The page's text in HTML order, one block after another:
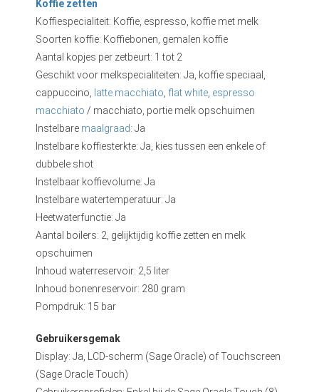
Koffie zetten
Koffiespecialiteit: Koffie, espresso, koffie met melk
Soorten koffie: Koffiebonen, gemalen koffie
Aantal kopjes per zetbeurt: 1 tot 2
Geschikt voor melkspecialiteiten: Ja, koffie speciaal,
cappuccino, latte macchiato, flat white, espresso
macchiato / macchiato, portie melk opschuimen
Instelbare maalgraad: Ja
Instelbare koffiesterkte: Ja, kies tussen een enkele of
dubbele shot
Instelbaar koffievolume: Ja
Instelbare watertemperatuur: Ja
Heetwaterfunctie: Ja
Aantal boilers: 2, gelijktijdig koffie zetten en melk
opschuimen
Inhoud waterreservoir: 2,5 liter
Inhoud bonenreservoir: 280 gram
Pompdruk: 15 bar
Gebruikersgemak
Display: Ja, LCD-scherm (Sage Oracle) of Touchscreen
(Sage Oracle Touch)